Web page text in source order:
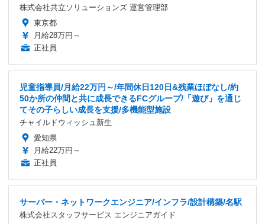
株式会社共立ソリューションズ 運営管理部
東京都
月給28万円～
正社員
児童指導員/月給22万円～/年間休日120日&残業ほぼなし/約
50か所の仲間と共に成長できるFCグループ/「遊び」を通じ
てその子らしい成長を支援/多機能型施設
チャイルドウィッシュ新生
愛知県
月給22万円～
正社員
サーバー・ネットワークエンジニア/インフラ/設計構築/名駅
株式会社スタッフサービス エンジニアガイド